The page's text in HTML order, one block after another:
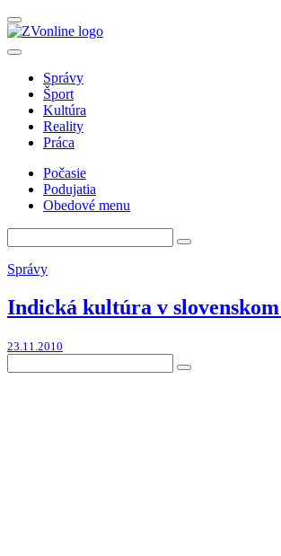
Správy
Šport
Kultúra
Reality
Práca
Počasie
Podujatia
Obedové menu
Správy
Indická kultúra v
23.11.2010